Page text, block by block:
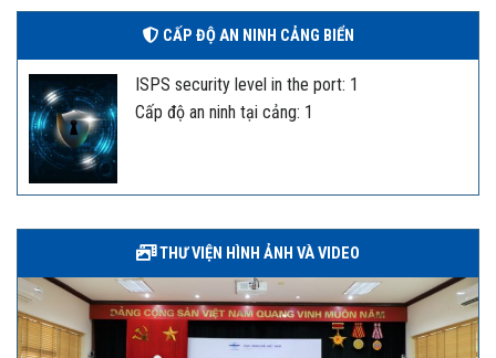
CẤP ĐỘ AN NINH CẢNG BIỂN
ISPS security level in the port: 1
Cấp độ an ninh tại cảng: 1
THƯ VIỆN HÌNH ẢNH VÀ VIDEO